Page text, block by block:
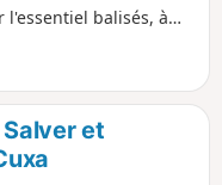
balisés, à
et